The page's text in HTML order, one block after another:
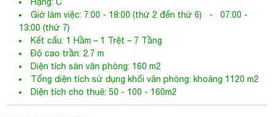
Hạng: C
Giờ làm việc: 7:00 - 18:00 (thứ 2 đến thứ 6) - 07:00 -
13:00 (thứ 7)
Kết cấu: 1 Hầm – 1 Trệt – 7 Tầng
Độ cao trần: 2.7 m
Diện tích sàn văn phòng: 160 m2
Tổng diện tích sử dụng khối văn phòng: khoảng 1120 m2
Diện tích cho thuê: 50 - 100 - 160m2